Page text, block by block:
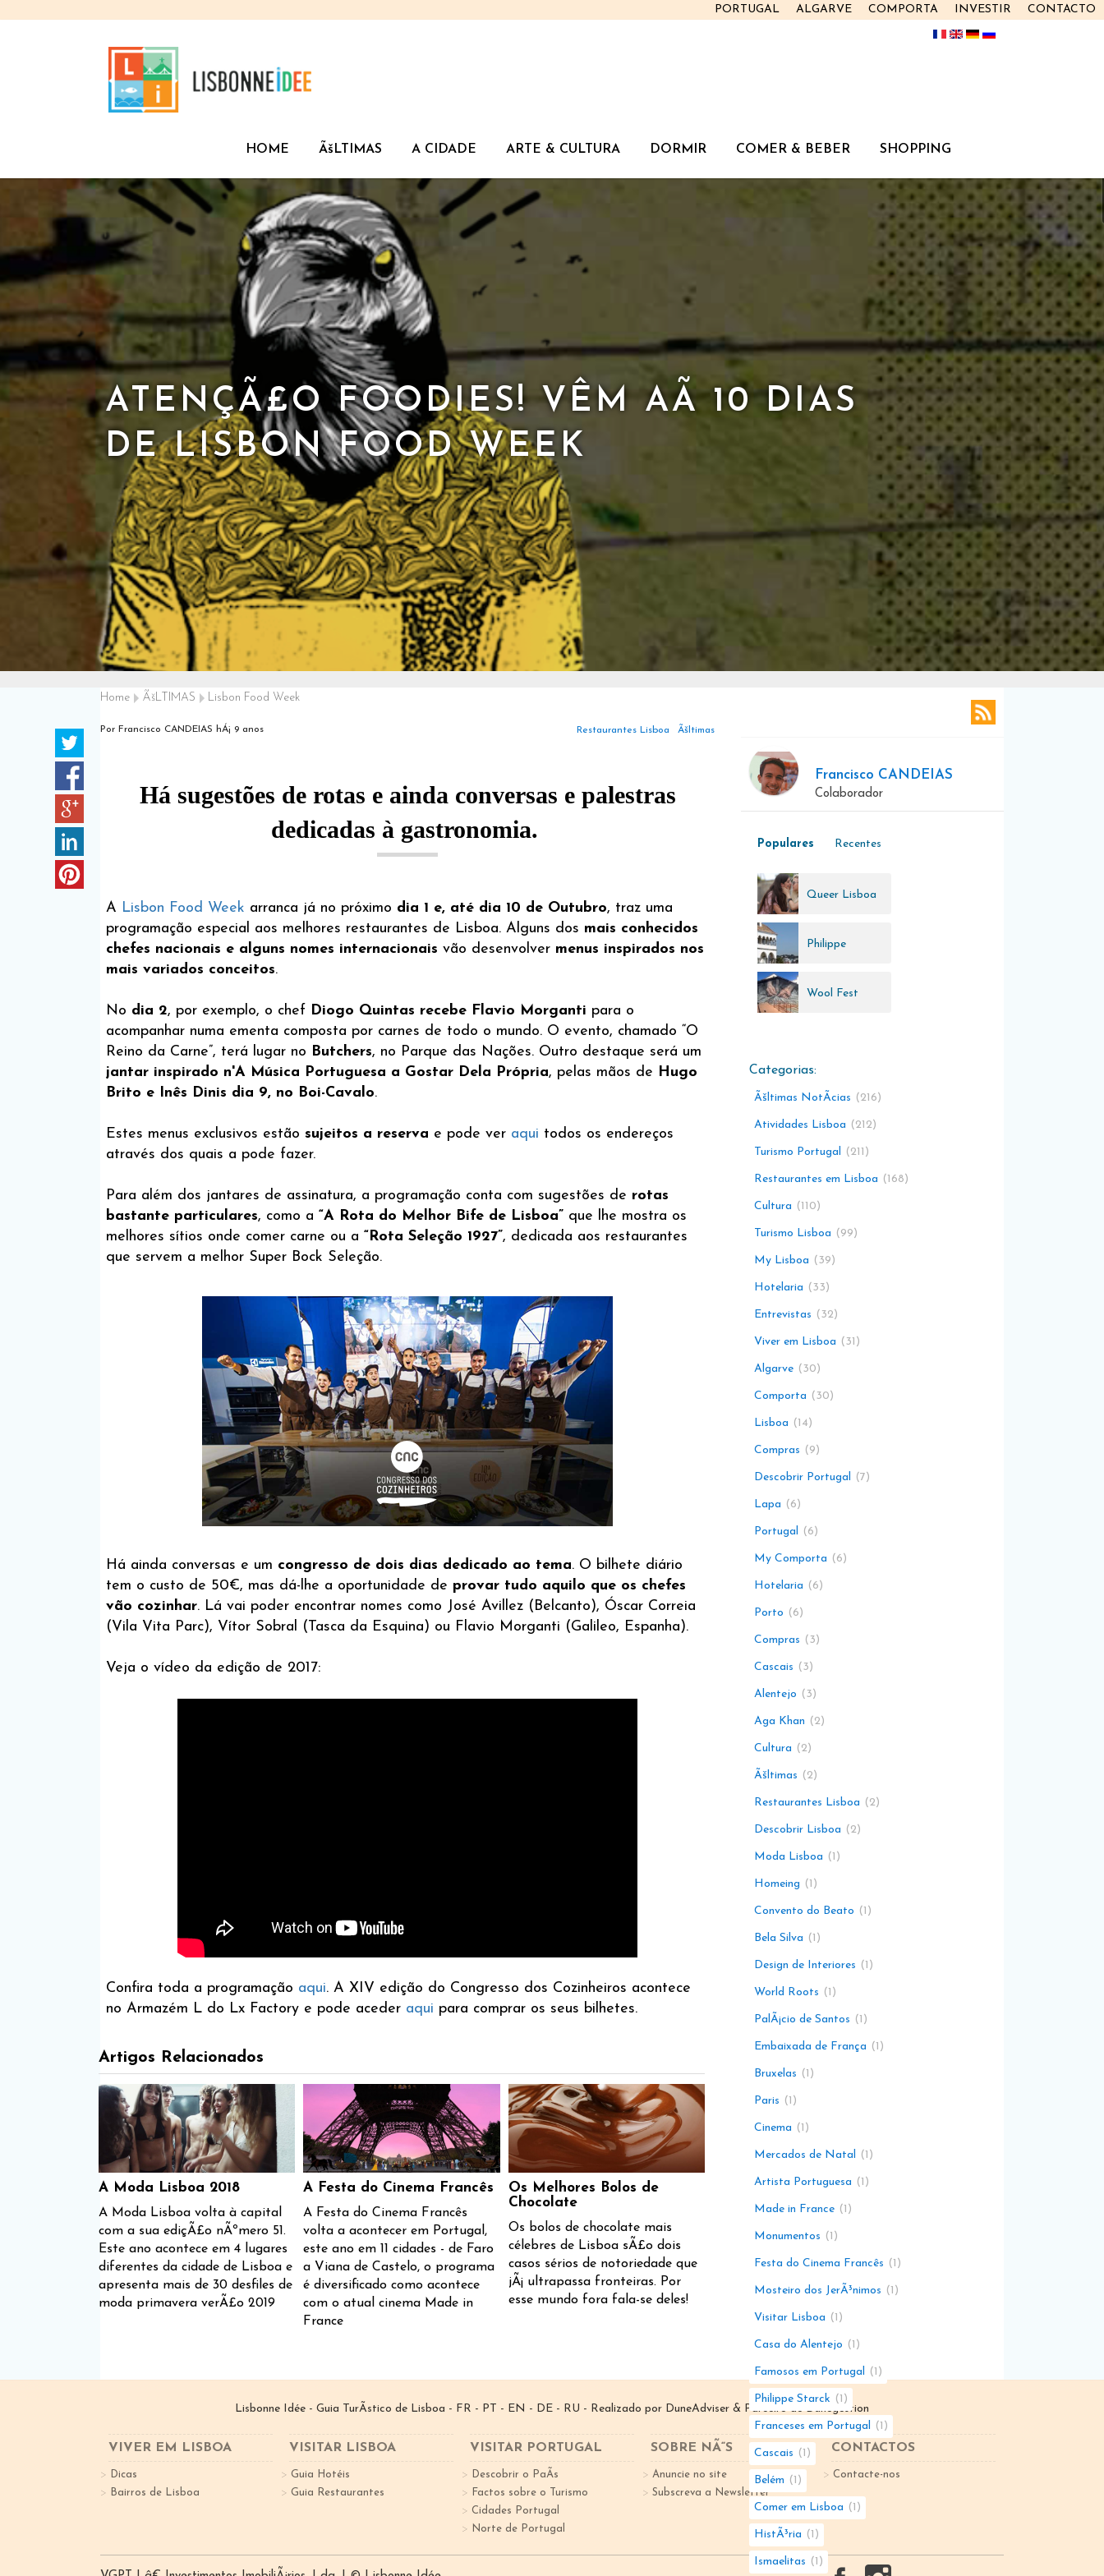
CONTACTO
INVESTIR
COMPORTA
ALGARVE
PORTUGAL
HOME ÃšLTIMAS A CIDADE ARTE & CULTURA DORMIR COMER & BEBER SHOPPING
ATENÇÃ£O FOODIES! VÊM AÃ­ 10 DIAS
DE LISBON FOOD WEEK
Home ÃšLTIMAS Lisbon Food Week
Por Francisco CANDEIAS hÁ¡ 9 anos Restaurantes Lisboa Ãšltimas
Há sugestões de rotas e ainda conversas e palestras
dedicadas à gastronomia.
A Lisbon Food Week arranca já no próximo dia 1 e, até dia 10 de Outubro, traz uma
programação especial aos melhores restaurantes de Lisboa. Alguns dos mais conhecidos
chefes nacionais e alguns nomes internacionais vão desenvolver menus inspirados nos
mais variados conceitos.
No dia 2, por exemplo, o chef Diogo Quintas recebe Flavio Morganti para o
acompanhar numa ementa composta por carnes de todo o mundo. O evento, chamado “O
Reino da Carne”, terá lugar no Butchers, no Parque das Nações. Outro destaque será um
jantar inspirado n'A Música Portuguesa a Gostar Dela Própria, pelas mãos de Hugo
Brito e Inês Dinis dia 9, no Boi-Cavalo.
Estes menus exclusivos estãosujeitos a reserva e pode ver aqui todos os endereços
através dos quais a pode fazer.
Para além dos jantares de assinatura, a programação conta com sugestões de rotas
bastante particulares, como a“A Rota do Melhor Bife de Lisboa” que lhe mostra os
melhores sítios onde comer carne ou a“Rota Seleção 1927”, dedicada aos restaurantes
que servem a melhor Super Bock Seleção.
Há ainda conversas e um congresso de dois dias dedicado ao tema. O bilhete diário
tem o custo de 50€, mas dá-lhe a oportunidade de provar tudo aquilo que os chefes
vão cozinhar. Lá vai poder encontrar nomes como José Avillez (Belcanto), Óscar Correia
(Vila Vita Parc), Vítor Sobral (Tasca da Esquina) ou Flavio Morganti (Galileo, Espanha).
Veja o vídeo da edição de 2017:
Confira toda a programação aqui. A XIV edição do Congresso dos Cozinheiros acontece
no Armazém L do Lx Factory e pode aceder aqui para comprar os seus bilhetes.
Artigos Relacionados
A Moda Lisboa 2018
A Moda Lisboa volta à capital
com a sua ediçÃ£o nÃºmero 51.
Este ano acontece em 4 lugares
diferentes da cidade de Lisboa e
apresenta mais de 30 desfiles de
moda primavera verÃ£o 2019
A Festa do Cinema Francês
A Festa do Cinema Francês
volta a acontecer em Portugal,
este ano em 11 cidades - de Faro
a Viana de Castelo, o programa
é diversificado como acontece
com o atual cinema Made in
France
Os Melhores Bolos de
Chocolate
Os bolos de chocolate mais
célebres de Lisboa sÃ£o dois
casos sérios de notoriedade que
jÃ¡ ultrapassa fronteiras. Por
esse mundo fora fala-se deles!
Francisco CANDEIAS
Colaborador
Populares Recentes
Queer Lisboa
Philippe
Starck
Wool Fest
Ãšltimas NotÃ­cias 216
Atividades Lisboa 212
Turismo Portugal 211
Restaurantes em Lisboa 168
Cultura 110
Turismo Lisboa 99
My Lisboa 39
Hotelaria 33
Entrevistas 32
Viver em Lisboa 31
Algarve 30
Comporta 30
Lisboa 14
Compras 9
Descobrir Portugal 7
Lapa 6
Portugal 6
My Comporta 6
Hotelaria 6
Porto 6
Compras 3
Cascais 3
Alentejo 3
Aga Khan 2
Cultura 2
Ãšltimas 2
Restaurantes Lisboa 2
Descobrir Lisboa 2
Moda Lisboa 1
Homeing 1
Convento do Beato 1
Bela Silva 1
Design de Interiores 1
World Roots 1
PalÃ¡cio de Santos 1
Embaixada de França 1
Bruxelas 1
Paris 1
Cinema 1
Mercados de Natal 1
Artista Portuguesa 1
Made in France 1
Monumentos 1
Festa do Cinema Francês 1
Mosteiro dos JerÃ³nimos 1
Visitar Lisboa 1
Casa do Alentejo 1
Famosos em Portugal 1
Philippe Starck 1
Franceses em Portugal 1
Cascais 1
Belém 1
Comer em Lisboa 1
HistÃ³ria 1
Ismaelitas 1
Lisbonne Idée - Guia TurÃ­stico de Lisboa - FR - PT - EN - DE - RU - Realizado por DuneAdviser & Parceiro deDunegestion
VIVER EM LISBOA
Dicas
Bairros de Lisboa
VISITAR LISBOA
Guia Hotéis
Guia Restaurantes
VISITAR PORTUGAL
Descobrir o PaÃ­s
Factos sobre o Turismo
Cidades Portugal
Norte de Portugal
SOBRE NÃ“S
Anuncie no site
Subscreva a Newsletter
CONTACTOS
Contacte-nos